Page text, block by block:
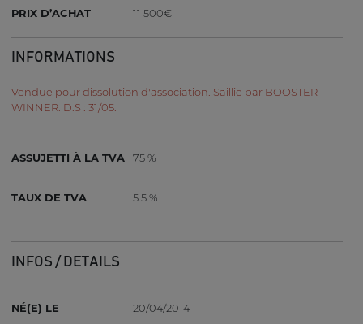
PRIX D’ACHAT
11 500€
INFORMATIONS
Vendue pour dissolution d'association. Saillie par BOOSTER
WINNER. D.S : 31/05.
ASSUJETTI À LA TVA 75 %
TAUX DE TVA 5.5 %
INFOS / DETAILS
NÉ(E) LE
20/04/2014